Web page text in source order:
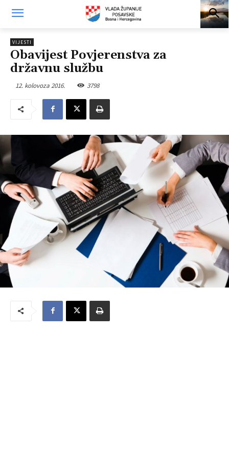
VIJESTI
Obavijest Povjerenstva za
državnu službu
12. kolovoza 2016. 3798